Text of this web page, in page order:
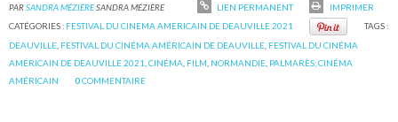
PARSANDRA MÉZIÈRESANDRA MÉZIÈRE LIEN PERMANENT
IMPRIMER
CATÉGORIES : FESTIVAL DU CINEMA AMERICAIN DE DEAUVILLE 2021
TAGS :
DEAUVILLE FESTIVAL DU CINÉMA AMÉRICAIN DE DEAUVILLE FESTIVAL DU CINÉMA
AMÉRICAIN DE DEAUVILLE 2021 ,CINÉMA FILM NORMANDIE PALMARÈS; CINÉMA
AMÉRICAIN
0COMMENTAIRE